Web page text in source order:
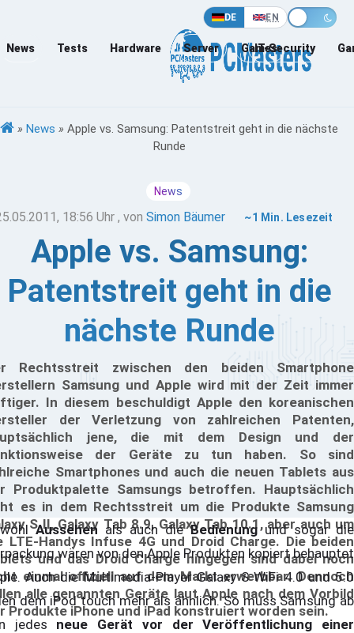
DE EN
News Tests Hardware Server Games
IT-Security
» News » Apple vs. Samsung: Patentstreit geht in die nächste
Runde
News
18:56 Uhr , vonSimon Bäumer ~1 Min. Lesezeit
Apple vs. Samsung:
Patentstreit geht in die
nächste Runde
Rechtsstreit zwischen den beiden Smartphone
Samsung und Apple wird mit der Zeit immer
In diesem beschuldigt Apple den koreanischen
der Verletzung von zahlreichen Patenten,
jene, die mit dem Design und der
der Geräte zu tun haben. So sind
Smartphones und auch die neuen Tablets aus
Produktpalette Samsungs betroffen. Hauptsächlich
es in dem Rechtsstreit um die Produkte Samsung
S II, Galaxy Tab 8.9, Galaxy Tab 10.1, aber auch um
LTE-Handys Infuse 4G und Droid Charge. Die beiden
und das Droid Charge hingegen sind dabei noch
einmal offiziell auf dem Markt erwerbbar. Dennoch
alle genannten Geräte laut Apple nach dem Vorbild
Produkte iPhone und iPad konstruiert worden sein.
Aussehen als auch dieBedienungund sogar die
wären von den Apple Produkten kopiert behauptet
Auch die Multimedia-Player Galaxy S WiFi 4.0 und 5.0
dem iPod touch mehr als ähnlich. So muss Samsung ab
jedes neue Gerät vor der Veröffentlichung einer